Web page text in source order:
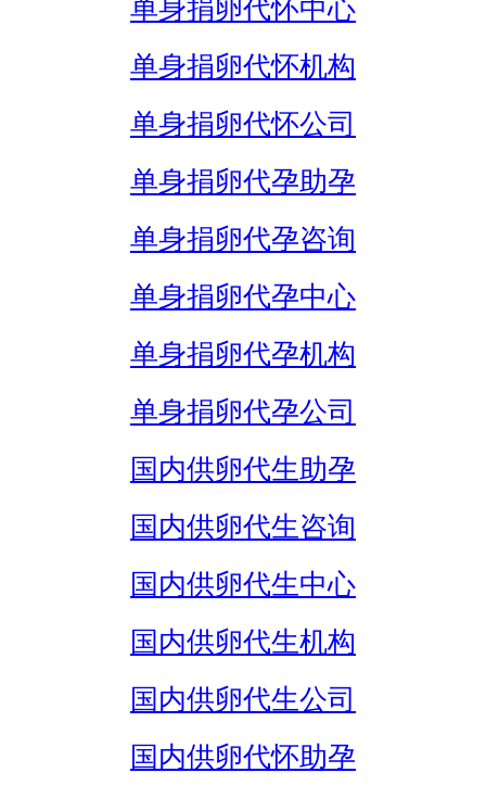
单身捐卵代怀中心
单身捐卵代怀机构
单身捐卵代怀公司
单身捐卵代孕助孕
单身捐卵代孕咨询
单身捐卵代孕中心
单身捐卵代孕机构
单身捐卵代孕公司
国内供卵代生助孕
国内供卵代生咨询
国内供卵代生中心
国内供卵代生机构
国内供卵代生公司
国内供卵代怀助孕